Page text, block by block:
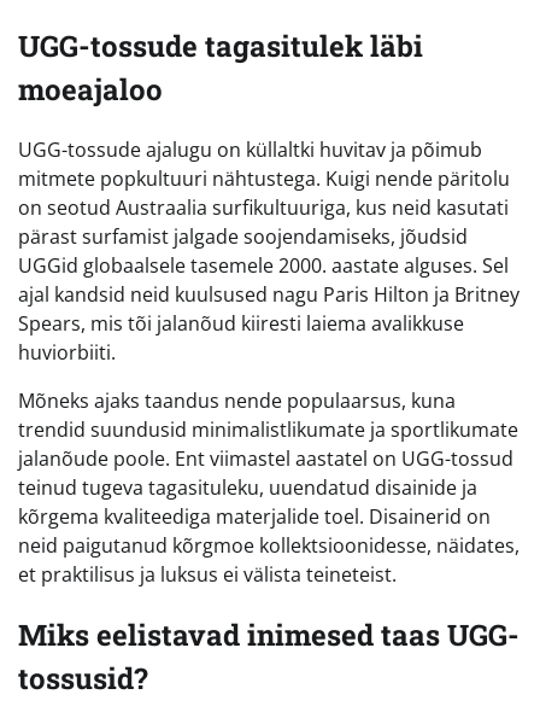
UGG-tossude tagasitulek läbi
moeajaloo
UGG-tossude ajalugu on küllaltki huvitav ja põimub
mitmete popkultuuri nähtustega. Kuigi nende päritolu
on seotud Austraalia surfikultuuriga, kus neid kasutati
pärast surfamist jalgade soojendamiseks, jõudsid
UGGid globaalsele tasemele 2000. aastate alguses. Sel
ajal kandsid neid kuulsused nagu Paris Hilton ja Britney
Spears, mis tõi jalanõud kiiresti laiema avalikkuse
huviorbiiti.
Mõneks ajaks taandus nende populaarsus, kuna
trendid suundusid minimalistlikumate ja sportlikumate
jalanõude poole. Ent viimastel aastatel on UGG-tossud
teinud tugeva tagasituleku, uuendatud disainide ja
kõrgema kvaliteediga materjalide toel. Disainerid on
neid paigutanud kõrgmoe kollektsioonidesse, näidates,
et praktilisus ja luksus ei välista teineteist.
Miks eelistavad inimesed taas UGG-
tossusid?